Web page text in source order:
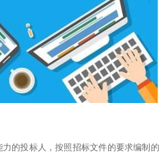
的投标人，按照招标文件的要求编制的